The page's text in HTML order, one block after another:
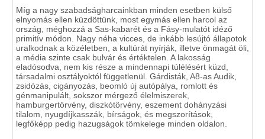
Míg a nagy szabadságharcainkban minden esetben külső
elnyomás ellen küzdöttünk, most egymás ellen harcol az
ország, méghozzá a Sas-kabarét és a Fásy-mulatót idéző
primitív módon. Nagy néha vicces, de inkább lesújtó állapotok
uralkodnak a közéletben, a kultúrát nyírják, illetve önmagát öli,
a média szinte csak bulvár és értéktelen. A lakosság
eladósodva, nem kis része a mindennapi túlélésért küzd,
társadalmi osztályoktól függetlenül. Gárdisták, A8-as Audik,
zsidózás, cigányozás, beomló új autópálya, romlott és
génmanipulált, sokszor mérgező élelmiszerek,
hamburgertörvény, diszkótörvény, eszement dohányzási
tilalom, nyugdíjkasszák, bírságok, és megszorítások,
legfőképp pedig hazugságok tömkelege minden oldalon.